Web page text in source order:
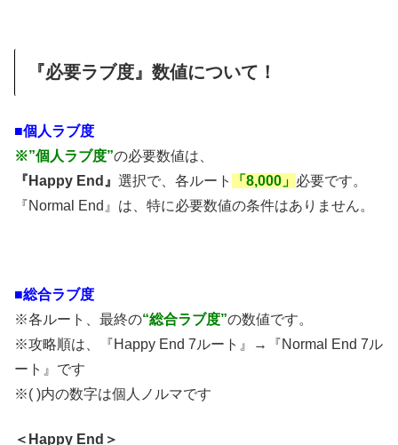
『必要ラブ度』数値について！
■個人ラブ度
※”個人ラブ度”の必要数値は、
『Happy End』 選択で、各ルート 「8,000」 必要です。
『Normal End』は、特に必要数値の条件はありません。
■総合ラブ度
※各ルート、最終の“総合ラブ度”の数値です。
※攻略順は、『Happy End 7ルート』→『Normal End 7ル
ート』です
※( )内の数字は個人ノルマです
＜Happy End＞